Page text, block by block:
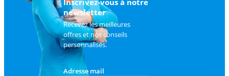
newsletter
Recevez les meilleures
offres et nos conseils
personnalisés.
Adresse mail